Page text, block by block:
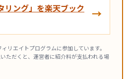
リング」を楽天ブック
→
リエイトプログラムに参加しています。
ただくと、運営者に紹介料が支払われる場